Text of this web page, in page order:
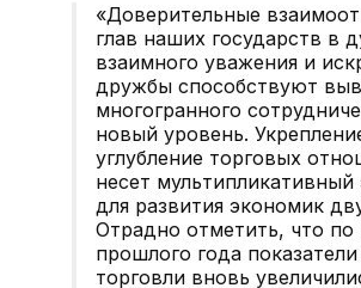
«Доверительные
глав наших государств в
взаимного уважения и
дружбы способствуют
многогранного
новый уровень.
углубление торговых
несет мультипликативный
для развития экономик
Отрадно отметить, что по
прошлого года
торговли вновь